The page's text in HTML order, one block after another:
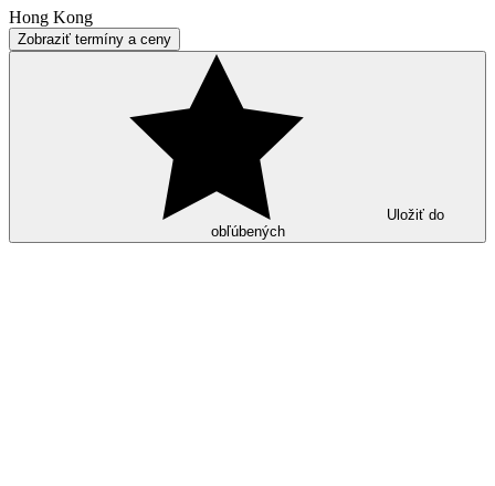
Hong Kong
Zobraziť termíny a ceny
Uložiť do
obľúbených